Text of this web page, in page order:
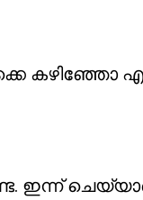
കഴിഞ്ഞോ
ഇന്ന്